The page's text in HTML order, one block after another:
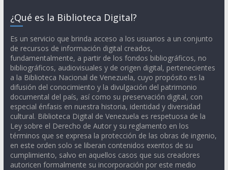
¿Qué es la Biblioteca Digital?
Es un servicio que brinda acceso a los usuarios a un conjunto
de recursos de información digital creados,
fundamentalmente, a partir de los fondos bibliográficos, no
bibliográficos, audiovisuales y de origen digital, pertenecientes
a la Biblioteca Nacional de Venezuela, cuyo propósito es la
difusión del conocimiento y la divulgación del patrimonio
documental del país, así como su preservación digital, con
especial énfasis en nuestra historia, identidad y diversidad
cultural. Biblioteca Digital de Venezuela es respetuosa de la
Ley sobre el Derecho de Autor y su reglamento en los
términos que se expresa la protección de las obras de ingenio,
en este orden solo se liberan contenidos exentos de su
cumplimiento, salvo en aquellos casos que sus creadores
autoricen formalmente su incorporación por este medio